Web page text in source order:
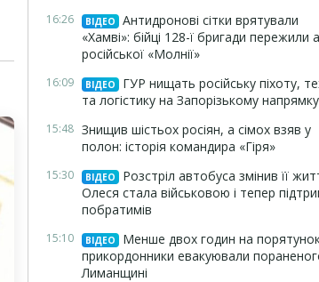
16:26 ВІДЕО
Антидронові сітки врятували
«Хамві»: бійці 128-ї бригади пережили
російської «Молнії»
16:09 ВІДЕО
ГУР нищать російську піхоту,
та логістику на Запорізькому напрямку
15:48 Знищив шістьох росіян, а сімох взяв у
полон: історія командира «Гіря»
15:30 ВІДЕО
Розстріл автобуса змінив її
Олеся стала військовою і тепер
побратимів
15:10 ВІДЕО
Менше двох годин на
прикордонники евакуювали
Лиманщині